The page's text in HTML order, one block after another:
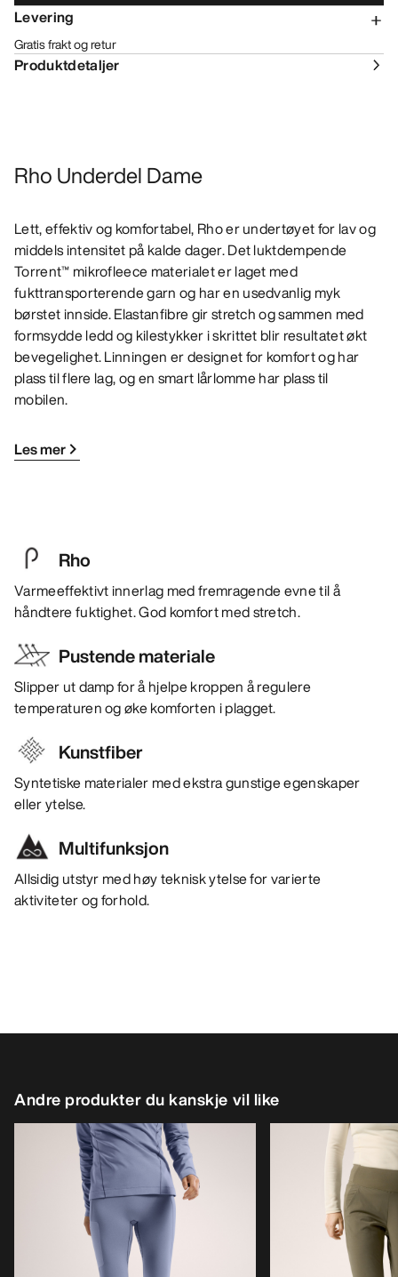
Levering
Gratis frakt og retur
Produktdetaljer
Rho Underdel Dame
Lett, effektiv og komfortabel, Rho er undertøyet for lav og
middels intensitet på kalde dager. Det luktdempende
Torrent™ mikrofleece materialet er laget med
fukttransporterende garn og har en usedvanlig myk
børstet innside. Elastanfibre gir stretch og sammen med
formsydde ledd og kilestykker i skrittet blir resultatet økt
bevegelighet. Linningen er designet for komfort og har
plass til flere lag, og en smart lårlomme har plass til
mobilen.
Les mer
Rho
Varmeeffektivt innerlag med fremragende evne til å
håndtere fuktighet. God komfort med stretch.
Pustende materiale
Slipper ut damp for å hjelpe kroppen å regulere
temperaturen og øke komforten i plagget.
Kunstfiber
Syntetiske materialer med ekstra gunstige egenskaper
eller ytelse.
Multifunksjon
Allsidig utstyr med høy teknisk ytelse for varierte
aktiviteter og forhold.
Andre produkter du kanskje vil like